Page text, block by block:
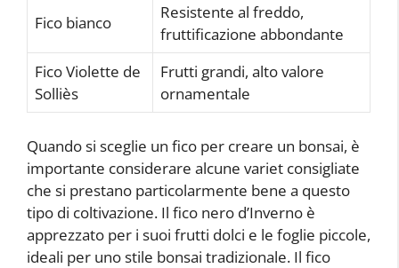
Fico bianco
Resistente al freddo,
fruttificazione abbondante
Fico Violette de
Solliès
Frutti grandi, alto valore
ornamentale
Quando si sceglie un fico per creare un bonsai, è
importante considerare alcune variet consigliate
che si prestano particolarmente bene a questo
tipo di coltivazione. Il fico nero d’Inverno è
apprezzato per i suoi frutti dolci e le foglie piccole,
ideali per uno stile bonsai tradizionale. Il fico